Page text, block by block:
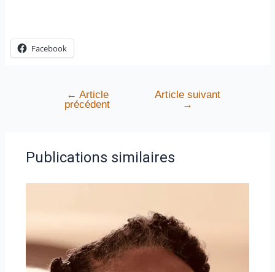
Facebook
← Article
précédent
Article suivant
→
Publications similaires